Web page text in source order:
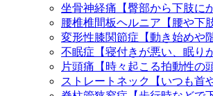
坐骨神経痛【臀部から下肢に
腰椎椎間板ヘルニア【腰や下
変形性膝関節症【動き始めや
不眠症【寝付きが悪い、眠り
片頭痛【時々起こる拍動性の
ストレートネック【いつも首